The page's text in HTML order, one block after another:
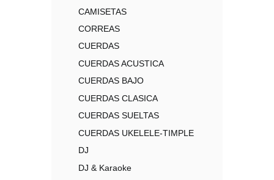
CAMISETAS
CORREAS
CUERDAS
CUERDAS ACUSTICA
CUERDAS BAJO
CUERDAS CLASICA
CUERDAS SUELTAS
CUERDAS UKELELE-TIMPLE
DJ
DJ & Karaoke